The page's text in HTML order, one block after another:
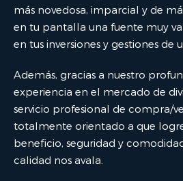
más novedosa, imparcial y de
en tu pantalla una fuente muy
en tus inversiones y gestiones de
Además, gracias a nuestro
experiencia en el mercado de
servicio profesional de compra/
totalmente orientado a que
beneficio, seguridad y
calidad nos avala.